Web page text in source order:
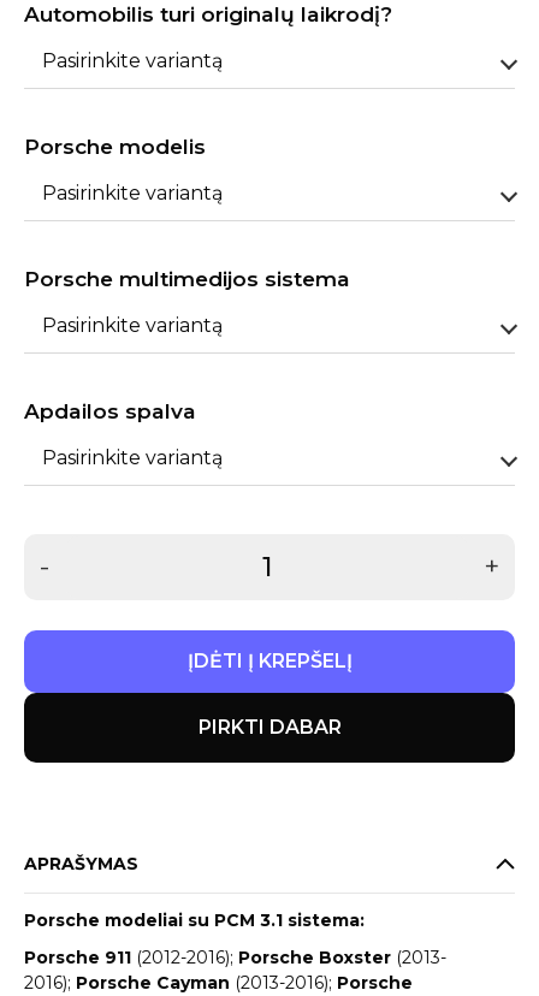
Automobilis turi originalų laikrodį?
Pasirinkite variantą
Porsche modelis
Pasirinkite variantą
Porsche multimedijos sistema
Pasirinkite variantą
Apdailos spalva
Pasirinkite variantą
- +
ĮDĖTI Į KREPŠELĮ
PIRKTI DABAR
APRAŠYMAS
Porsche modeliai su PCM 3.1 sistema:
Porsche 911 (2012-2016); Porsche Boxster (2013-
2016); Porsche Cayman (2013-2016); Porsche